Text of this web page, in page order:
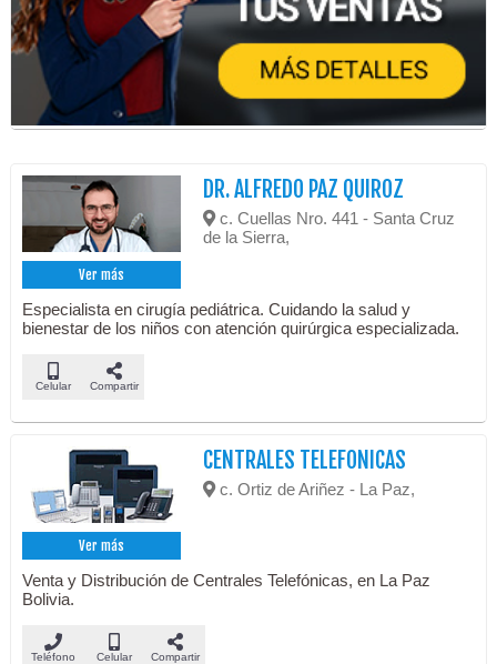
Ver más
DR. ALFREDO PAZ QUIROZ
c. Cuellas Nro. 441 - Santa Cruz
de la Sierra,
Especialista en cirugía pediátrica. Cuidando la salud y
bienestar de los niños con atención quirúrgica especializada.
Celular Compartir
Ver más
CENTRALES TELEFONICAS
c. Ortiz de Ariñez - La Paz,
Venta y Distribución de Centrales Telefónicas, en La Paz
Bolivia.
Teléfono Celular Compartir